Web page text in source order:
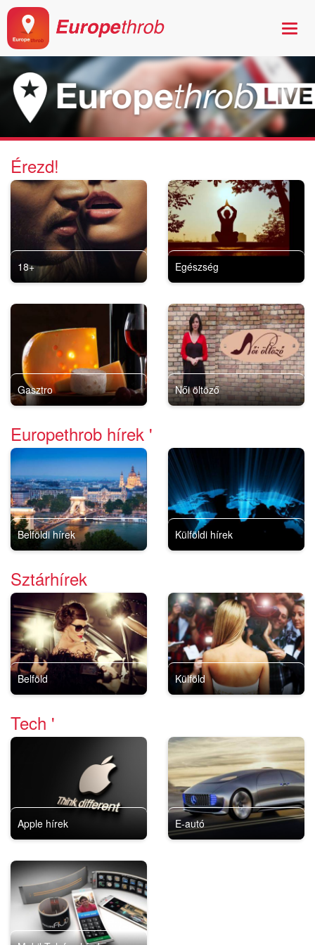
Érezd!
18+ Egészség
Gasztro Női öltöző
Europethrob hírek '
Belföldi hírek Külföldi hírek
Sztárhírek
Belföld Külföld
Tech '
Apple hírek E-autó